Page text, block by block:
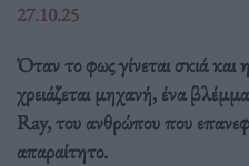
27.10.25
Όταν το φως γίνεται σκιά και
χρειάζεται μηχανή, ένα
Ray, του ανθρώπου που
απαραίτητο.